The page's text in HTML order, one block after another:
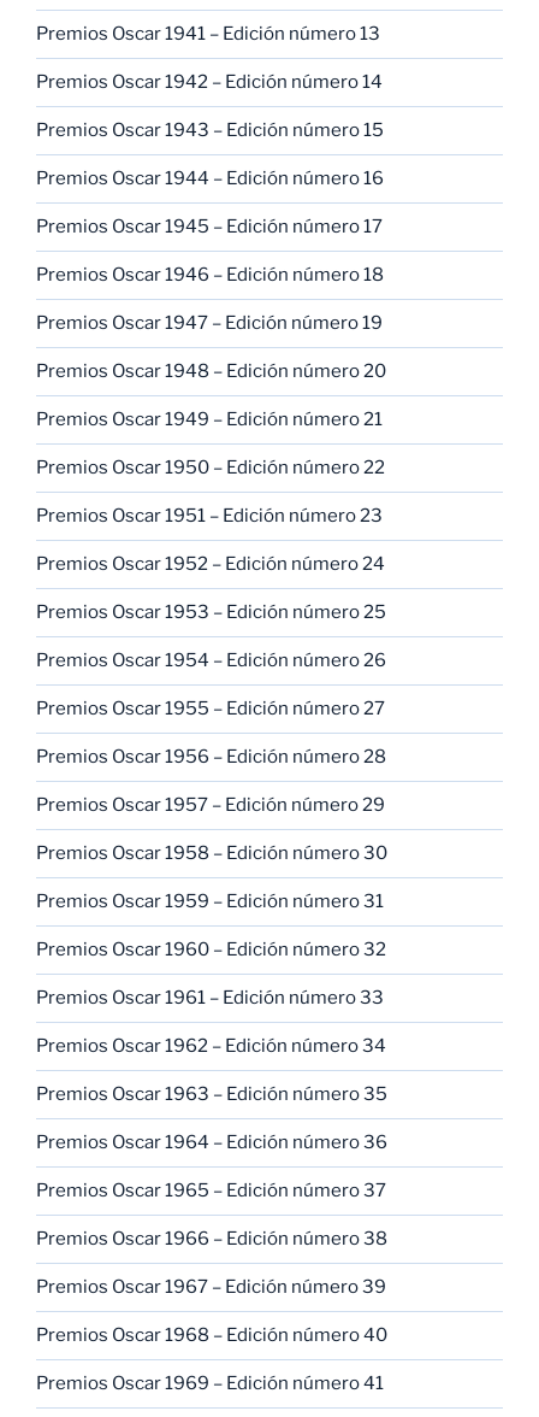
Premios Oscar 1941 – Edición número 13
Premios Oscar 1942 – Edición número 14
Premios Oscar 1943 – Edición número 15
Premios Oscar 1944 – Edición número 16
Premios Oscar 1945 – Edición número 17
Premios Oscar 1946 – Edición número 18
Premios Oscar 1947 – Edición número 19
Premios Oscar 1948 – Edición número 20
Premios Oscar 1949 – Edición número 21
Premios Oscar 1950 – Edición número 22
Premios Oscar 1951 – Edición número 23
Premios Oscar 1952 – Edición número 24
Premios Oscar 1953 – Edición número 25
Premios Oscar 1954 – Edición número 26
Premios Oscar 1955 – Edición número 27
Premios Oscar 1956 – Edición número 28
Premios Oscar 1957 – Edición número 29
Premios Oscar 1958 – Edición número 30
Premios Oscar 1959 – Edición número 31
Premios Oscar 1960 – Edición número 32
Premios Oscar 1961 – Edición número 33
Premios Oscar 1962 – Edición número 34
Premios Oscar 1963 – Edición número 35
Premios Oscar 1964 – Edición número 36
Premios Oscar 1965 – Edición número 37
Premios Oscar 1966 – Edición número 38
Premios Oscar 1967 – Edición número 39
Premios Oscar 1968 – Edición número 40
Premios Oscar 1969 – Edición número 41